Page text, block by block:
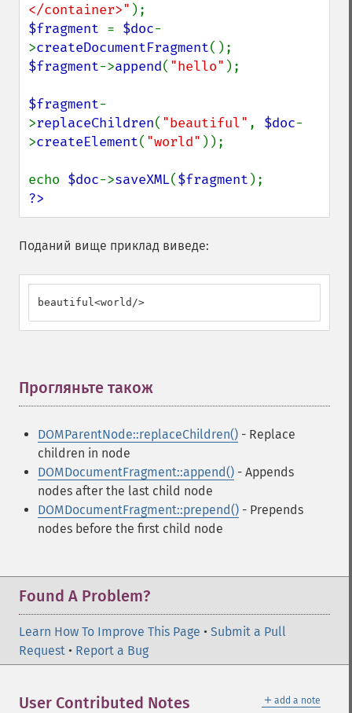
</container>"
$fragment = $doc-
>createDocumentFragment
$fragment->append( "hello" );
$fragment-
>replaceChildren( "beautiful" , $doc-
>createElement( "world" ));
echo $doc->saveXML($fragment
?>
Поданий вище приклад виведе:
beautiful<world/>
Прогляньте також
DOMParentNode::replaceChildren() - Replace
children in node
DOMDocumentFragment::append() - Appends
nodes after the last child node
DOMDocumentFragment::prepend() - Prepends
nodes before the first child node
Found A Problem?
Learn How To Improve This Page • Submit a Pull
Request • Report a Bug
＋ add a note
User Contributed Notes